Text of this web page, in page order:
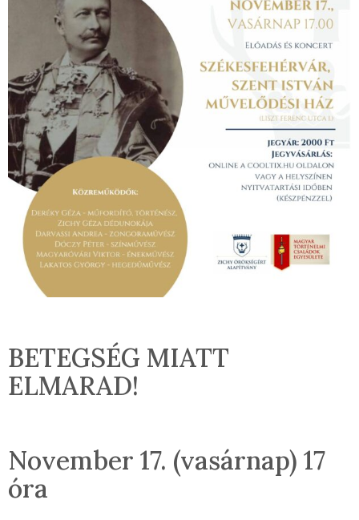
BETEGSÉG MIATT
ELMARAD!
November 17. (vasárnap) 17
óra